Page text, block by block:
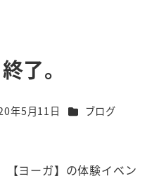
了。
年5月11日 カテゴリー
ブログ
【ヨーガ】の体験イベン